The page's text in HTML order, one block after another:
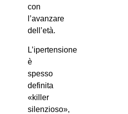
con
l’avanzare
dell’età.
L’ipertensione
è
spesso
definita
«killer
silenzioso»,